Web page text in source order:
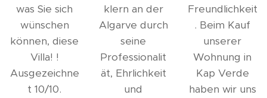
was Sie sich
wünschen
können, diese
Villa! !
Ausgezeichne
t 10/10.
klern an der
Algarve durch
seine
Professionalit
ät, Ehrlichkeit
und
Freundlichkeit
. Beim Kauf
unserer
Wohnung in
Kap Verde
haben wir uns